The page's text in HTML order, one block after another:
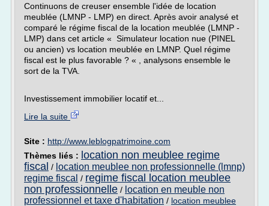
Continuons de creuser ensemble l'idée de location
meublée (LMNP - LMP) en direct. Après avoir analysé et
comparé le régime fiscal de la location meublée (LMNP -
LMP) dans cet article « Simulateur location nue (PINEL
ou ancien) vs location meublée en LMNP. Quel régime
fiscal est le plus favorable ? « , analysons ensemble le
sort de la TVA.
Investissement immobilier locatif et...
Lire la suite
Site : http://www.leblogpatrimoine.com
Thèmes liés : location non meublee regime
fiscal / location meublee non professionnelle (lmnp)
regime fiscal / regime fiscal location meublee
non professionnelle / location en meuble non
professionnel et taxe d'habitation / location meublee